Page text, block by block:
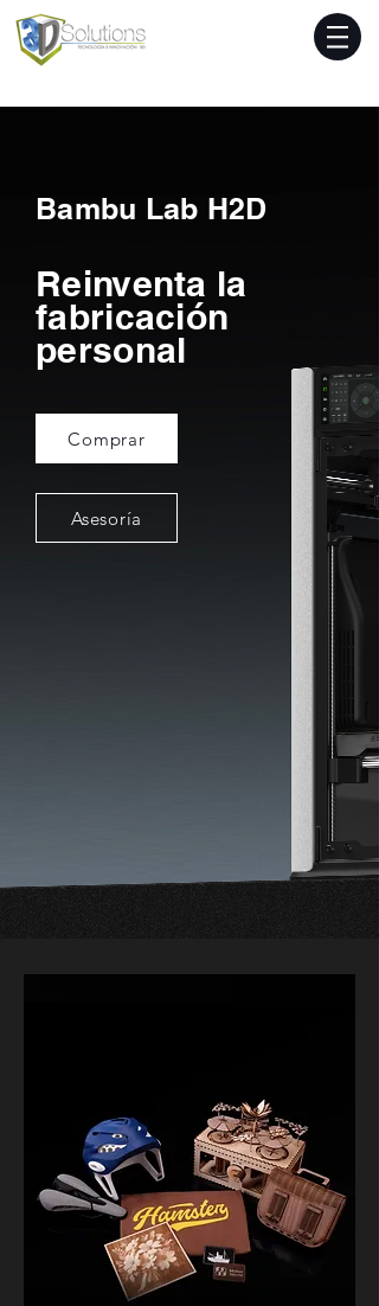
Bambu Lab H2D
Reinventa la
fabricación
personal
Comprar
Asesoría